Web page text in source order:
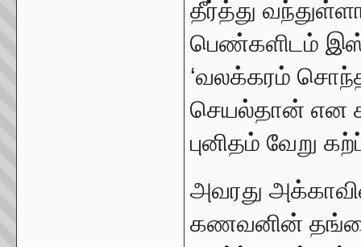
தீர்த்து
பெண்களிடம்
‘வலக்கரம்
செயல்தான் என
புனிதம் வேறு
அவரது
கணவனின்